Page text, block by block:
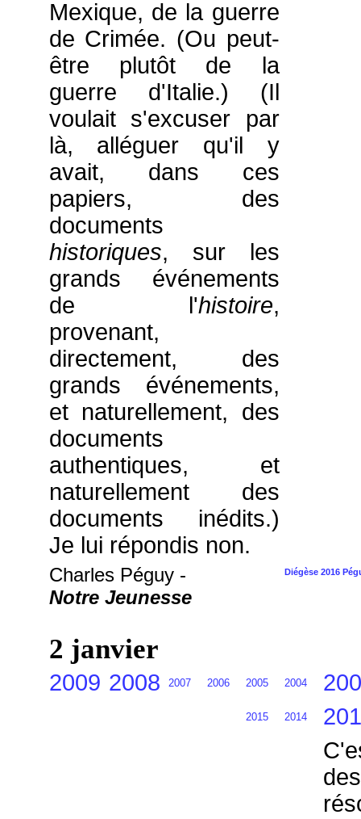
Mexique, de la guerre
de Crimée. (Ou peut-
être plutôt de la
guerre d'Italie.) (Il
voulait s'excuser par
là, alléguer qu'il y
avait, dans ces
papiers, des
documents
historiques, sur les
grands événements
de l'histoire,
provenant,
directement, des
grands événements,
et naturellement, des
documents
authentiques, et
naturellement des
documents inédits.)
Je lui répondis non.
Charles Péguy -
Notre Jeunesse
Diégèse 2016
2 janvier
2009 2008 2007 2006 2005 2004
2015 2014
des